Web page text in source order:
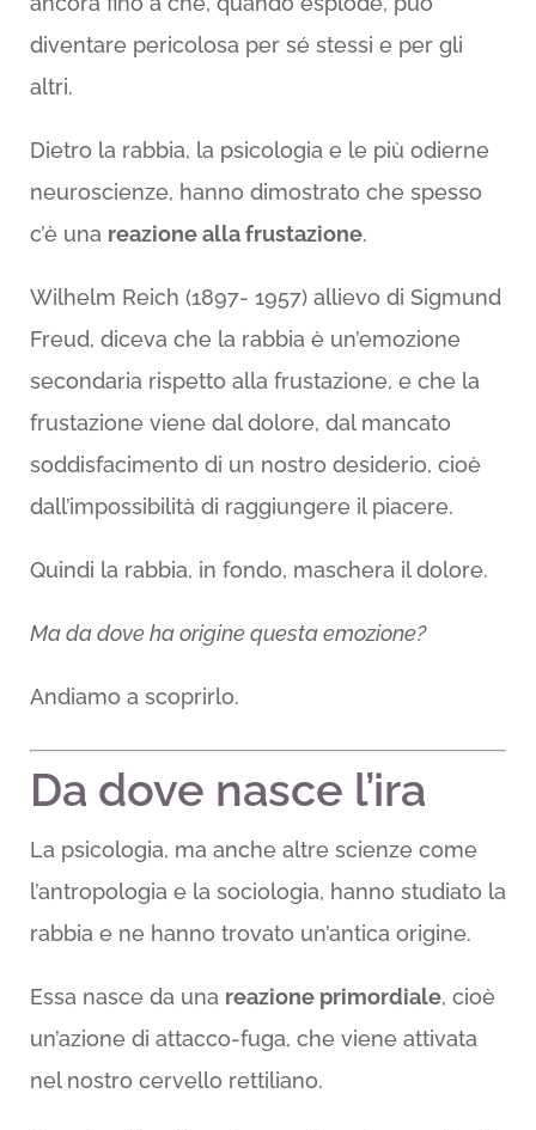
diventare pericolosa per sé stessi e per gli
altri.
Dietro la rabbia, la psicologia e le più odierne
neuroscienze, hanno dimostrato che spesso
c’è una reazione alla frustazione.
Wilhelm Reich (1897- 1957) allievo di Sigmund
Freud, diceva che la rabbia è un’emozione
secondaria rispetto alla frustazione, e che la
frustazione viene dal dolore, dal mancato
soddisfacimento di un nostro desiderio, cioè
dall’impossibilità di raggiungere il piacere.
Quindi la rabbia, in fondo, maschera il dolore.
Ma da dove ha origine questa emozione?
Andiamo a scoprirlo.
Da dove nasce l’ira
La psicologia, ma anche altre scienze come
l’antropologia e la sociologia, hanno studiato la
rabbia e ne hanno trovato un’antica origine.
Essa nasce da una reazione primordiale, cioè
un’azione di attacco-fuga, che viene attivata
nel nostro cervello rettiliano.